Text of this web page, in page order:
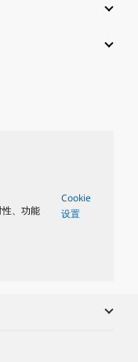
、功能
Cookie
设置